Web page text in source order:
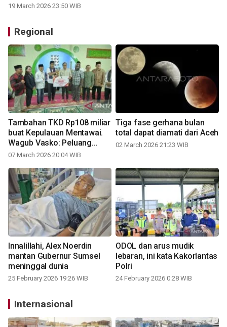
19 March 2026 23:50 WIB
Regional
Tambahan TKD Rp108 miliar
buat Kepulauan Mentawai.
Wagub Vasko: Peluang
percepatan pembangunan
07 March 2026 20:04 WIB
Tiga fase gerhana bulan
total dapat diamati dari Aceh
02 March 2026 21:23 WIB
Innalillahi, Alex Noerdin
mantan Gubernur Sumsel
meninggal dunia
25 February 2026 19:26 WIB
ODOL dan arus mudik
lebaran, ini kata Kakorlantas
Polri
24 February 2026 0:28 WIB
Internasional